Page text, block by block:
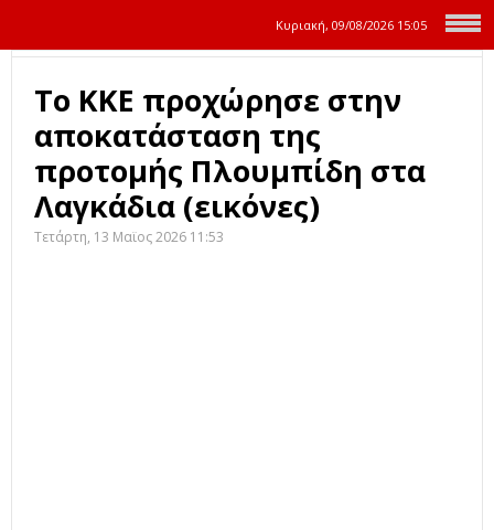
Κυριακή, 09/08/2026 15:05
Το ΚΚΕ προχώρησε στην
αποκατάσταση της
προτομής Πλουμπίδη στα
Λαγκάδια (εικόνες)
Τετάρτη, 13 Μαϊος 2026 11:53